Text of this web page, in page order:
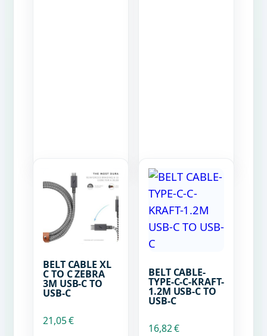
BELT CABLE XL
C TO C ZEBRA
3M USB-C TO
USB-C
21,05€
BELT CABLE-
TYPE-C-C-KRAFT-
1.2M USB-C TO
USB-C
16,82€